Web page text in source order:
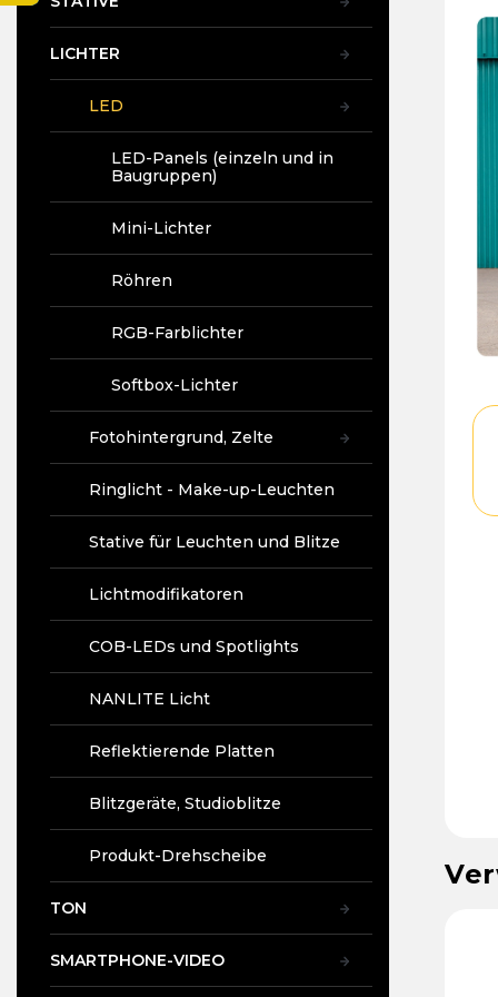
LICHTER
LED
LED-Panels (einzeln und in
Baugruppen)
Mini-Lichter
Röhren
RGB-Farblichter
Softbox-Lichter
Fotohintergrund, Zelte
Ringlicht - Make-up-Leuchten
Stative für Leuchten und Blitze
Lichtmodifikatoren
COB-LEDs und Spotlights
NANLITE Licht
Reflektierende Platten
Blitzgeräte, Studioblitze
Produkt-Drehscheibe
TON
SMARTPHONE-VIDEO
Art.-Nr.: